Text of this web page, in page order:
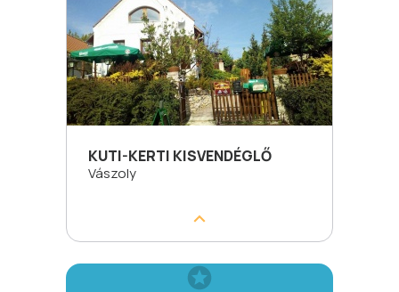
KUTI-KERTI KISVENDÉGLŐ
Vászoly